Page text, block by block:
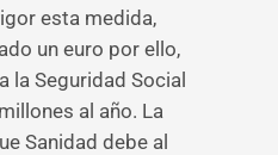
esta medida,
un euro por ello,
la Seguridad Social
al año. La
Sanidad debe al